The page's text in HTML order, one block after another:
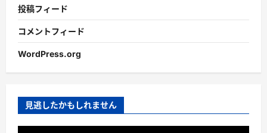
投稿フィード
コメントフィード
WordPress.org
見逃したかもしれません